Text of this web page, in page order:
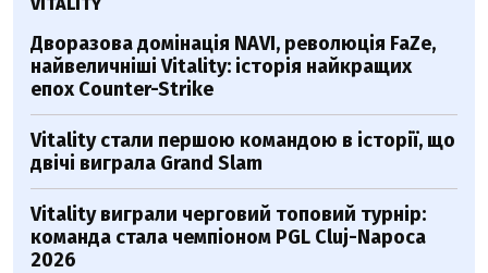
Дворазова домінація NAVI, революція FaZe,
найвеличніші Vitality: історія найкращих
епох Counter-Strike
Vitality стали першою командою в історії, що
двічі виграла Grand Slam
Vitality виграли черговий топовий турнір:
команда стала чемпіоном PGL Cluj-Napoca
2026